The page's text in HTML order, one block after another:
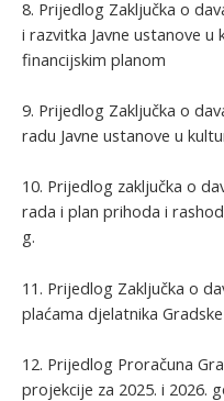
8. Prijedlog Zaključka o
i razvitka Javne ustanove u
financijskim planom
9. Prijedlog Zaključka o
radu Javne ustanove u
10. Prijedlog zaključka o
rada i plan prihoda i
g.
11. Prijedlog Zaključka o
plaćama djelatnika
12. Prijedlog Proračuna
projekcije za 2025. i 2026.